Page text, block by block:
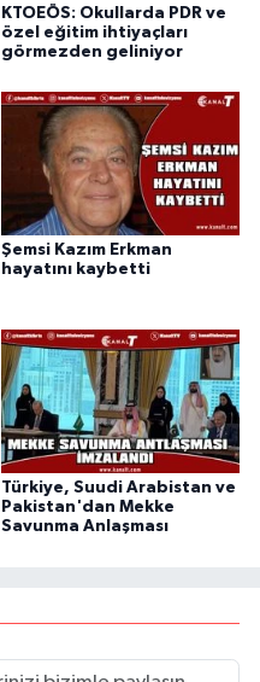
KTOEÖS: Okullarda PDR ve
özel eğitim ihtiyaçları
görmezden geliniyor
Şemsi Kazım Erkman
hayatını kaybetti
Türkiye, Suudi Arabistan ve
Pakistan'dan Mekke
Savunma Anlaşması